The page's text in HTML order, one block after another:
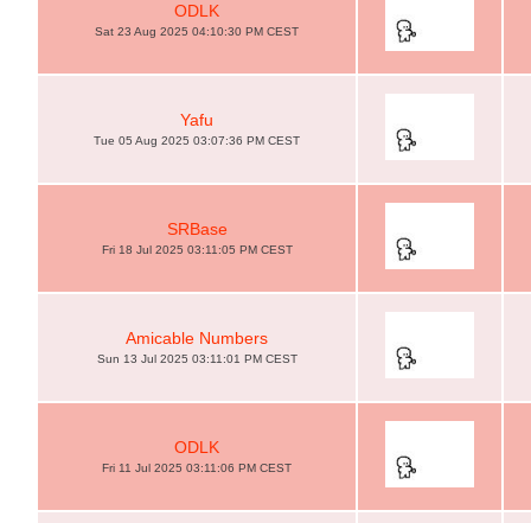
ODLK
Sat 23 Aug 2025 04:10:30 PM CEST
Yafu
Tue 05 Aug 2025 03:07:36 PM CEST
SRBase
Fri 18 Jul 2025 03:11:05 PM CEST
Amicable Numbers
Sun 13 Jul 2025 03:11:01 PM CEST
ODLK
Fri 11 Jul 2025 03:11:06 PM CEST